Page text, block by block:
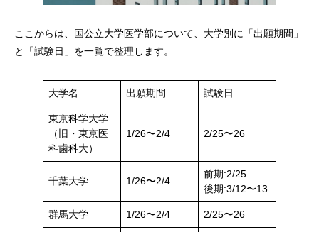
ここからは、国公立大学医学部について、大学別に「出願期間」
と「試験日」を一覧で整理します。
大学名 出願期間 試験日
東京科学大学
（旧・東京医
科歯科大）
1/26〜2/4 2/25〜26
千葉大学 1/26〜2/4
前期:2/25
後期:3/12〜13
群馬大学 1/26〜2/4 2/25〜26